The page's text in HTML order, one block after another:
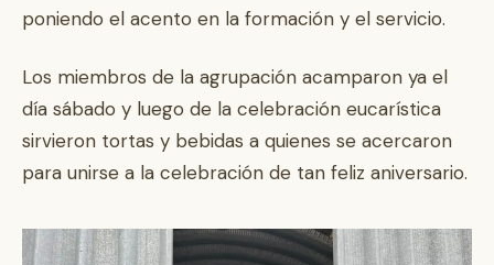
poniendo el acento en la formación y el servicio.
Los miembros de la agrupación acamparon ya el
día sábado y luego de la celebración eucarística
sirvieron tortas y bebidas a quienes se acercaron
para unirse a la celebración de tan feliz aniversario.